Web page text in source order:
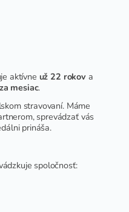
aktívne už 22 rokova
mesiac.
stravovaní. Máme
sprevádzať vás
prináša.
spoločnosť: